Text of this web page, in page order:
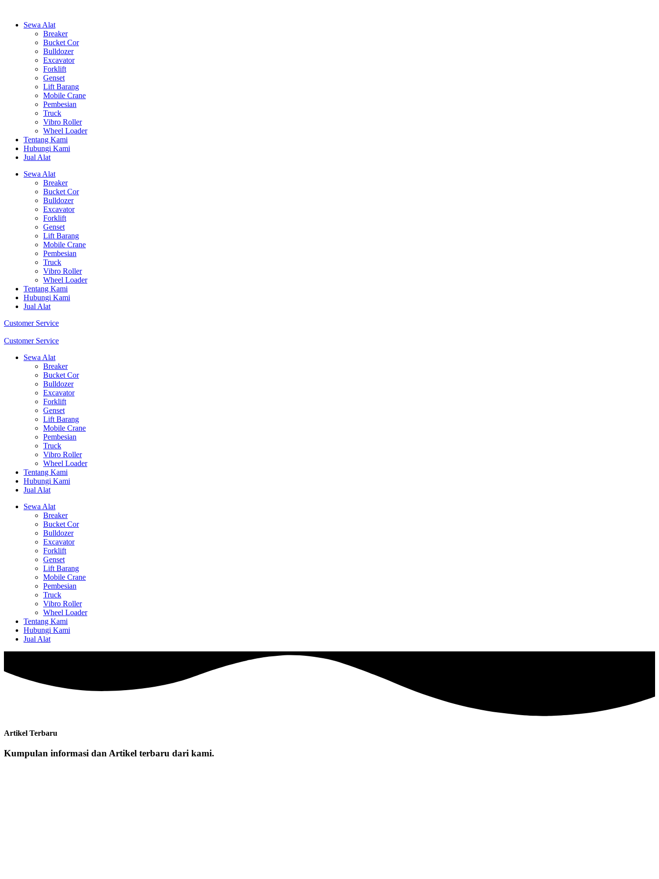
Sewa Alat
Breaker
Bucket Cor
Bulldozer
Excavator
Forklift
Genset
Lift Barang
Mobile Crane
Pembesian
Truck
Vibro Roller
Wheel Loader
Tentang Kami
Hubungi Kami
Jual Alat
Sewa Alat
Breaker
Bucket Cor
Bulldozer
Excavator
Forklift
Genset
Lift Barang
Mobile Crane
Pembesian
Truck
Vibro Roller
Wheel Loader
Tentang Kami
Hubungi Kami
Jual Alat
Customer Service
Customer Service
Sewa Alat
Breaker
Bucket Cor
Bulldozer
Excavator
Forklift
Genset
Lift Barang
Mobile Crane
Pembesian
Truck
Vibro Roller
Wheel Loader
Tentang Kami
Hubungi Kami
Jual Alat
Sewa Alat
Breaker
Bucket Cor
Bulldozer
Excavator
Forklift
Genset
Lift Barang
Mobile Crane
Pembesian
Truck
Vibro Roller
Wheel Loader
Tentang Kami
Hubungi Kami
Jual Alat
Artikel Terbaru
Kumpulan informasi dan Artikel terbaru dari kami.